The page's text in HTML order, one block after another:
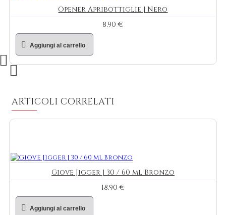
Opener Apribottiglie | Nero
8,90 €
Aggiungi al carrello
ARTICOLI CORRELATI
Giove Jigger | 30 / 60 ml Bronzo
18,90 €
Aggiungi al carrello